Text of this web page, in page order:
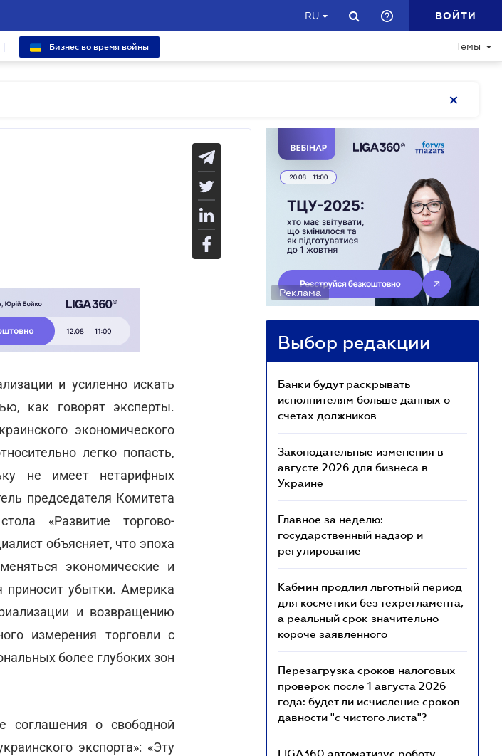
RU ВОЙТИ
Бизнес во время войны Темы
и усиленно искать
как говорят эксперты.
экономического
легко попасть,
не имеет нетарифных
председателя Комитета
«Развитие торгово-
объясняет, что эпоха
экономические и
приносит убытки. Америка
и возвращению
измерения торговли с
более глубоких зон
соглашения о свободной
экспорта»: «Эту
Реклама
Выбор редакции
Банки будут раскрывать
исполнителям больше данных о
счетах должников
Законодательные изменения в
августе 2026 для бизнеса в
Украине
Главное за неделю:
государственный надзор и
регулирование
Кабмин продлил льготный период
для косметики без техрегламента,
а реальный срок значительно
короче заявленного
Перезагрузка сроков налоговых
проверок после 1 августа 2026
года: будет ли исчисление сроков
давности "с чистого листа"?
LIGA360 автоматизує роботу